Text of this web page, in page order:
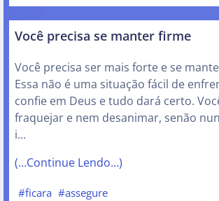
Você precisa se manter firme
Você precisa ser mais forte e se
Essa não é uma situação fácil de
confie em Deus e tudo dará certo.
fraquejar e nem desanimar, senão
i…
(…Continue Lendo…)
#ficara #assegure